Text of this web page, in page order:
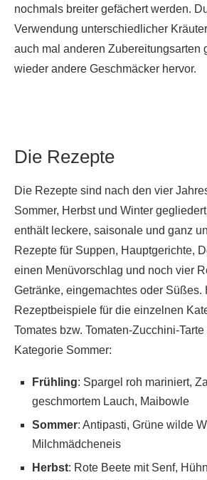
nochmals breiter gefächert werden.
Verwendung unterschiedlicher
auch mal anderen Zubereitungsarten
wieder andere Geschmäcker hervor.
Die Rezepte
Die Rezepte sind nach den vier
Sommer, Herbst und Winter
enthält leckere, saisonale und ganz
Rezepte für Suppen, Hauptgerichte,
einen Menüvorschlag und noch vier
Getränke, eingemachtes oder Süßes.
Rezeptbeispiele für die einzelnen
Tomates bzw. Tomaten-Zucchini-
Kategorie Sommer:
Frühling: Spargel roh mariniert,
geschmortem Lauch, Maibowle
Sommer: Antipasti, Grüne wilde
Milchmädcheneis
Herbst: Rote Beete mit Senf,